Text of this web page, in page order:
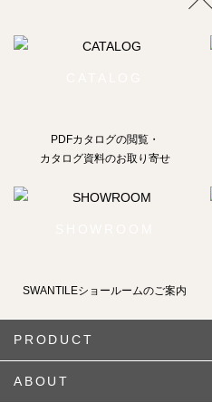
PDFカタログの閲覧・
カタログ資料のお取り寄せ
SWANTILEショールームのご案内
PRODUCT
ABOUT